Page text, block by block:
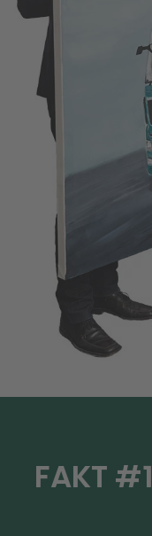
FAKT #1